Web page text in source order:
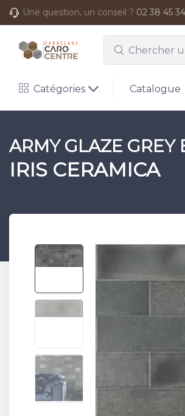
Une question, un conseil ? 02 38 45
Catégories Catalogue
ARMY GLAZE GREY
IRIS CERAMICA